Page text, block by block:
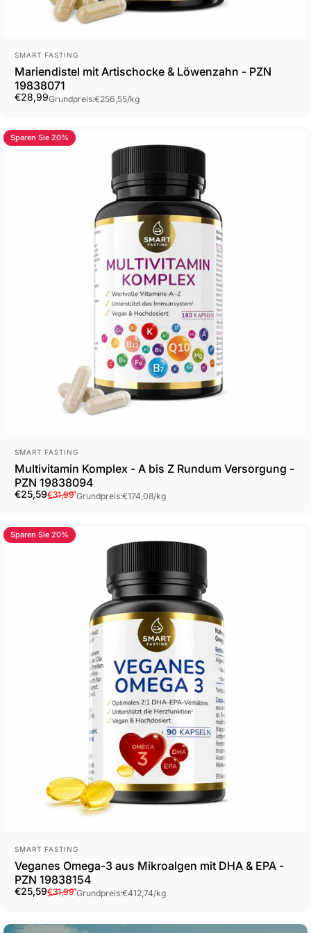
Anbieter:
SMART FASTING
Mariendistel mit Artischocke & Löwenzahn - PZN
19838071
€28,99Grundpreis
Grundpreis:€256,55/kg
5.0
Sparen Sie 20%
Anbieter:
SMART FASTING
Multivitamin Komplex - A bis Z Rundum Versorgung -
PZN 19838094
Verkaufspreis
€25,59
Normaler Preis
€31,99¹Grundpreis
Grundpreis:€174,08/kg
4.1
Sparen Sie 20%
Anbieter:
SMART FASTING
Veganes Omega-3 aus Mikroalgen mit DHA & EPA -
PZN 19838154
Verkaufspreis
€25,59
Normaler Preis
€31,99¹Grundpreis
Grundpreis:€412,74/kg